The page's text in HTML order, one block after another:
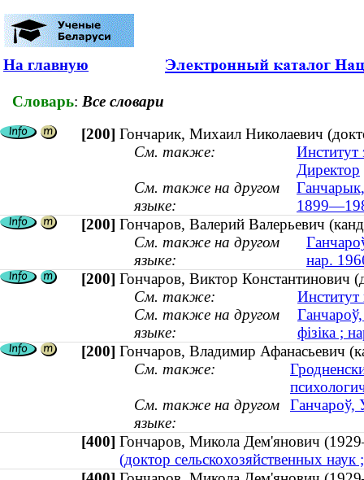
На главную
Словарь: Все словари
[200] Гончарик, Михаил Николаевич
См. также:
Директор
См. также на другом
языке:
Ганчарык,
[200] Гончаров, Валерий Валерьевич
См. также на другом
языке:
нар.
[200] Гончаров, Виктор Константинович
См. также:
См. также на другом
языке:
фізіка ;
[200] Гончаров, Владимир Афанасьевич
См. также:
См. также на другом
языке:
Ганчароў,
[400] Гончаров, Микола Дем'янович
(доктор сельскохозяйственных